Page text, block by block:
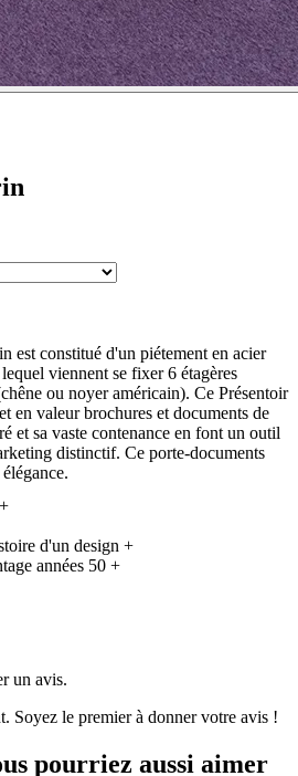
est constitué d'un piétement en acier
viennent se fixer 6 étagères
ou noyer américain). Ce Présentoir
en valeur brochures et documents de
et sa vaste contenance en font un outil
distinctif. Ce porte-documents
+
d'un design +
années 50 +
un avis.
Soyez le premier à donner votre avis !
pourriez aussi aimer